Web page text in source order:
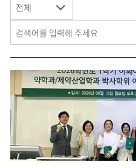
전체